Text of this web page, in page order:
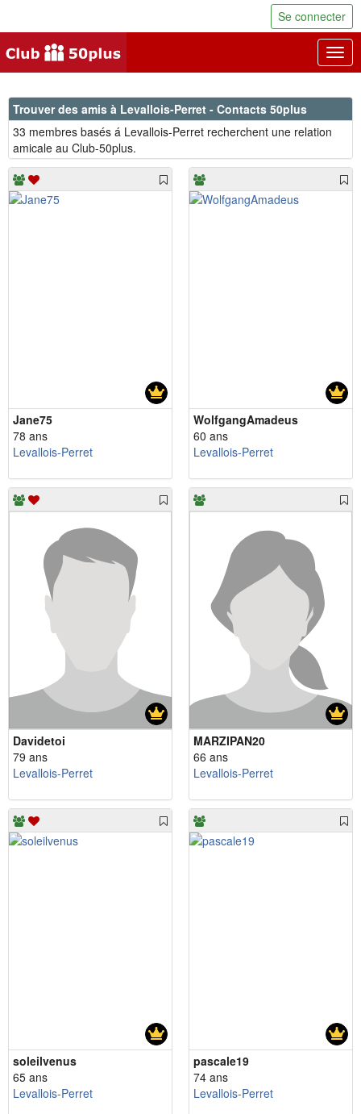
Se connecter
Trouver des amis à Levallois-Perret - Contacts 50plus
33 membres basés á Levallois-Perret recherchent une relation
amicale au Club-50plus.
Jane75
78 ans
Levallois-Perret
WolfgangAmadeus
60 ans
Levallois-Perret
Davidetoi
79 ans
Levallois-Perret
MARZIPAN20
66 ans
Levallois-Perret
soleilvenus
65 ans
Levallois-Perret
pascale19
74 ans
Levallois-Perret